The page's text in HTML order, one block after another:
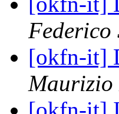
Federico
[okfn-it]
Maurizio